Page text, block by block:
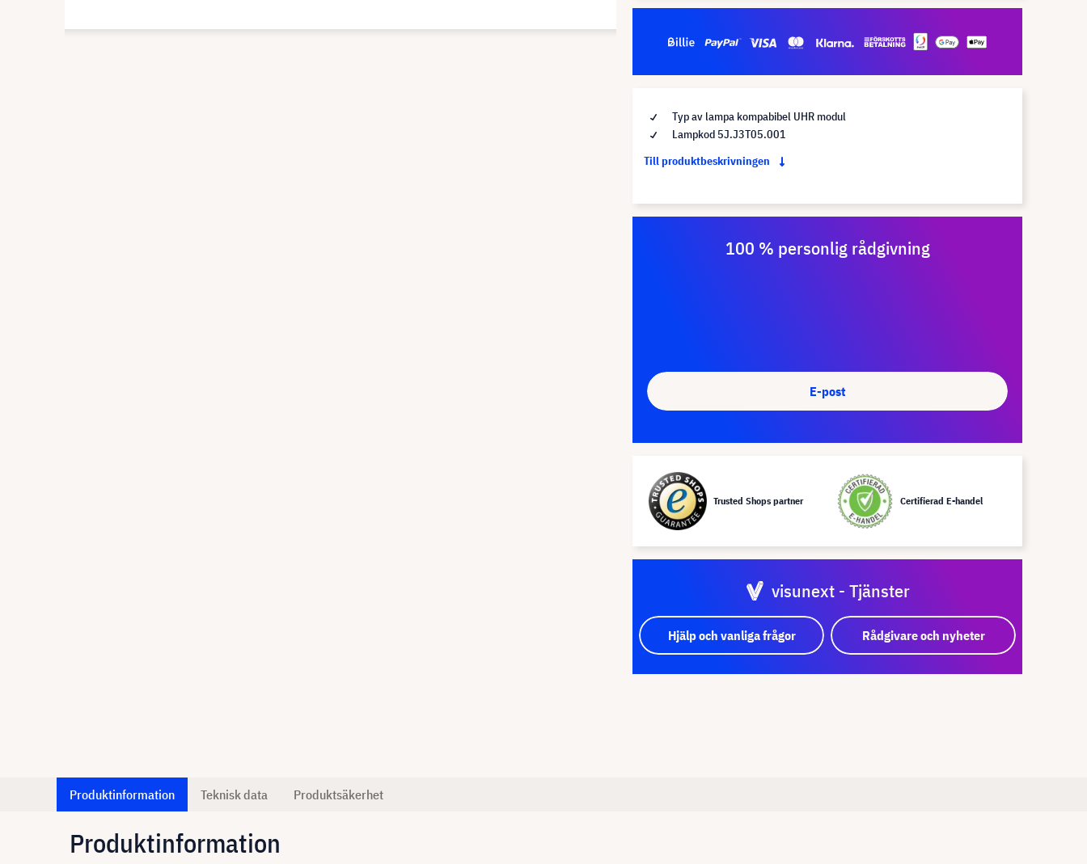
Typ av lampa kompabibel UHR modul
Lampkod 5J.J3T05.001
Till produktbeskrivningen
100 % personlig rådgivning
E-post
Trusted Shops partner Certifierad E-handel
visunext - Tjänster
Hjälp och vanliga frågor Rådgivare och nyheter
Produktinformation Teknisk data Produktsäkerhet
Produktinformation